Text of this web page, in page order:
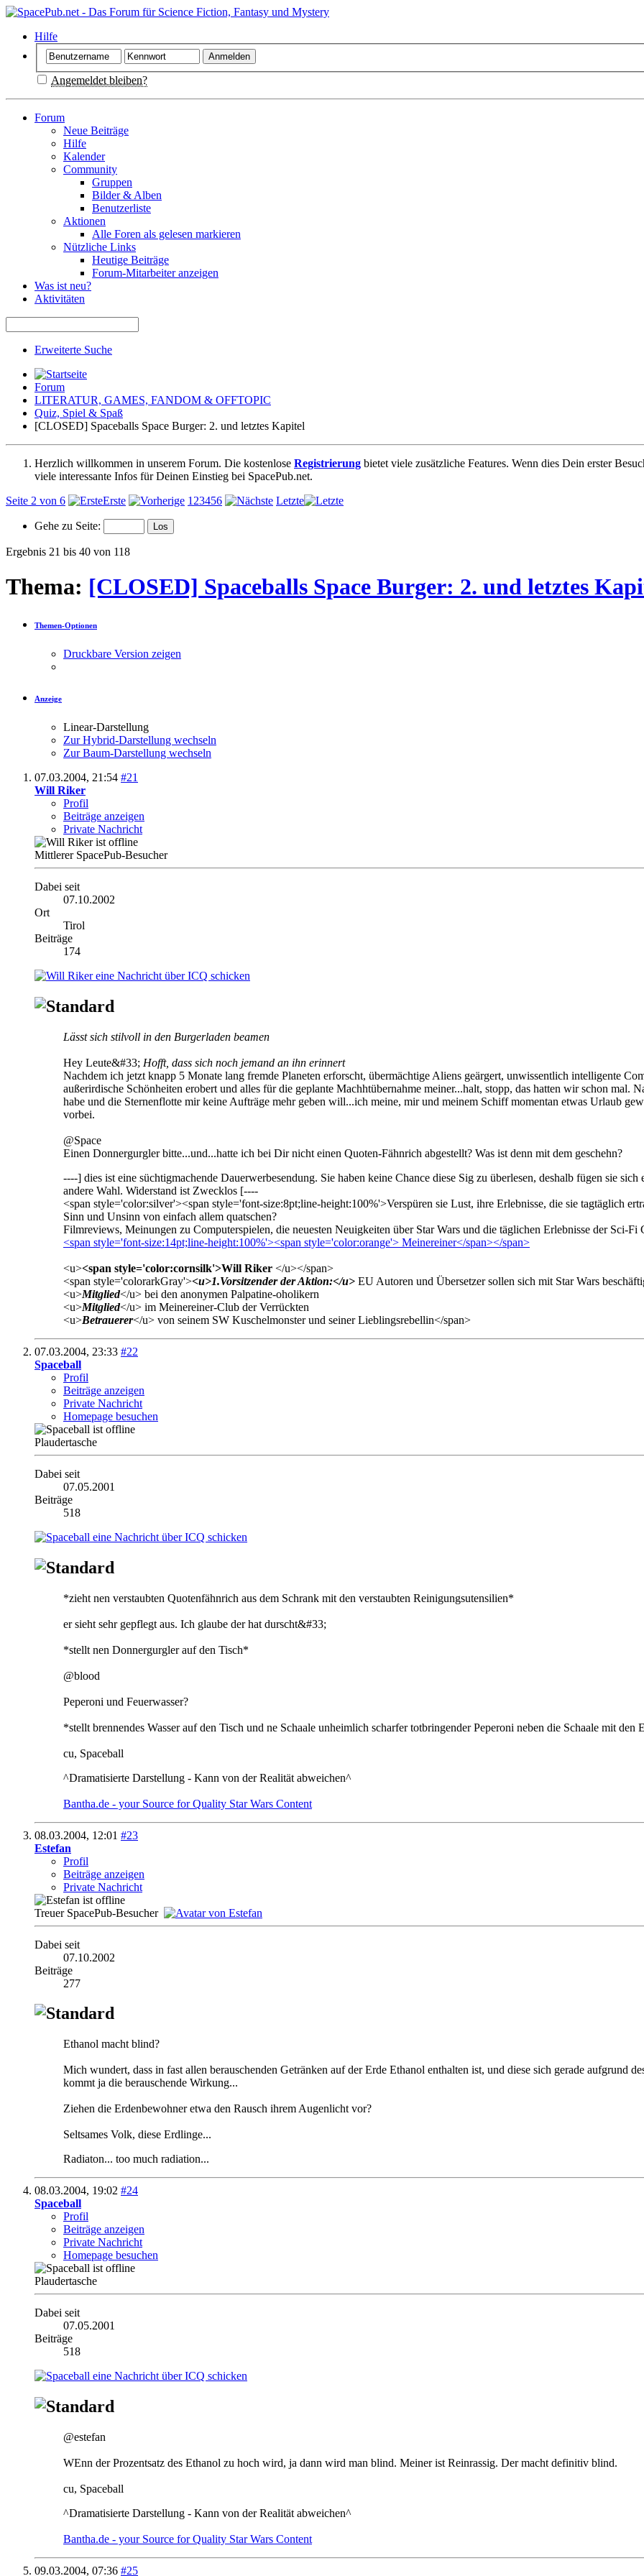
Hilfe
Angemeldet bleiben?
Forum
Neue Beiträge
Hilfe
Kalender
Community
Gruppen
Bilder & Alben
Benutzerliste
Aktionen
Alle Foren als gelesen markieren
Nützliche Links
Heutige Beiträge
Forum-Mitarbeiter anzeigen
Was ist neu?
Aktivitäten
Erweiterte Suche
Forum
LITERATUR, GAMES, FANDOM & OFFTOPIC
Quiz, Spiel & Spaß
[CLOSED] Spaceballs Space Burger: 2. und letztes Kapitel
Herzlich willkommen in unserem Forum. Die kostenlose Registrierung bietet viele zusätzliche Features. Wenn dies Dein erster
viele interessante Infos für Deinen Einstieg bei SpacePub.net.
Seite 2 von 6
Erste 1 23456 Letzte
Gehe zu Seite:
Ergebnis 21 bis 40 von 118
Thema: [CLOSED] Spaceballs Space Burger: 2. und letztes
Themen-Optionen
Druckbare Version zeigen
Anzeige
Linear-Darstellung
Zur Hybrid-Darstellung wechseln
Zur Baum-Darstellung wechseln
07.03.2004, 21:54 #21
Will Riker
Profil
Beiträge anzeigen
Private Nachricht
Mittlerer SpacePub-Besucher
Dabei seit
07.10.2002
Ort
Tirol
Beiträge
174
Lässt sich stilvoll in den Burgerladen beamen
Hey Leute&#33; Hofft, dass sich noch jemand an ihn erinnert
Nachdem ich jetzt knapp 5 Monate lang fremde Planeten erforscht, übermächtige Aliens geärgert, unwissentlich intelligente
außerirdische Schönheiten erobert und alles für die geplante Machhtübernahme meiner...halt, stopp, das hatten wir schon mal.
habe und die Sternenflotte mir keine Aufträge mehr geben will...ich meine, mir und meinem Schiff momentan etwas Urlaub
vorbei.
@Space
Einen Donnergurgler bitte...und...hatte ich bei Dir nicht einen Quoten-Fähnrich abgestellt? Was ist denn mit dem geschehn?
----] dies ist eine süchtigmachende Dauerwerbesendung. Sie haben keine Chance diese Sig zu überlesen, deshalb fügen sie
andere Wahl. Widerstand ist Zwecklos [----
<span style='color:silver'><span style='font-size:8pt;line-height:100%'>Verspüren sie Lust, ihre Erlebnisse, die sie tagtäglich
Sinn und Unsinn von einfach allem quatschen?
Filmreviews, Meinungen zu Computerspielen, die neuesten Neuigkeiten über Star Wars und die täglichen Erlebnisse der Sci-
<span style='font-size:14pt;line-height:100%'><span style='color:orange'> Meinereiner</span></span>
<u><span style='color:cornsilk'>Will Riker </u></span>
<span style='colorarkGray'><u>1.Vorsitzender der Aktion:</u> EU Autoren und Übersetzer sollen sich mit Star Wars
<u>Mitglied</u> bei den anonymen Palpatine-oholikern
<u>Mitglied</u> im Meinereiner-Club der Verrückten
<u>Betrauerer</u> von seinem SW Kuschelmonster und seiner Lieblingsrebellin</span>
07.03.2004, 23:33 #22
Spaceball
Profil
Beiträge anzeigen
Private Nachricht
Homepage besuchen
Plaudertasche
Dabei seit
07.05.2001
Beiträge
518
*zieht nen verstaubten Quotenfähnrich aus dem Schrank mit den verstaubten Reinigungsutensilien*
er sieht sehr gepflegt aus. Ich glaube der hat durscht&#33;
*stellt nen Donnergurgler auf den Tisch*
@blood
Peperoni und Feuerwasser?
*stellt brennendes Wasser auf den Tisch und ne Schaale unheimlich scharfer totbringender Peperoni neben die Schaale mit den
cu, Spaceball
^Dramatisierte Darstellung - Kann von der Realität abweichen^
Bantha.de - your Source for Quality Star Wars Content
08.03.2004, 12:01 #23
Estefan
Profil
Beiträge anzeigen
Private Nachricht
Treuer SpacePub-Besucher
Dabei seit
07.10.2002
Beiträge
277
Ethanol macht blind?
Mich wundert, dass in fast allen berauschenden Getränken auf der Erde Ethanol enthalten ist, und diese sich gerade aufgrund
kommt ja die berauschende Wirkung...
Ziehen die Erdenbewohner etwa den Rausch ihrem Augenlicht vor?
Seltsames Volk, diese Erdlinge...
Radiaton... too much radiation...
08.03.2004, 19:02 #24
Spaceball
Profil
Beiträge anzeigen
Private Nachricht
Homepage besuchen
Plaudertasche
Dabei seit
07.05.2001
Beiträge
518
@estefan
WEnn der Prozentsatz des Ethanol zu hoch wird, ja dann wird man blind. Meiner ist Reinrassig. Der macht definitiv blind.
cu, Spaceball
^Dramatisierte Darstellung - Kann von der Realität abweichen^
Bantha.de - your Source for Quality Star Wars Content
09.03.2004, 07:36 #25